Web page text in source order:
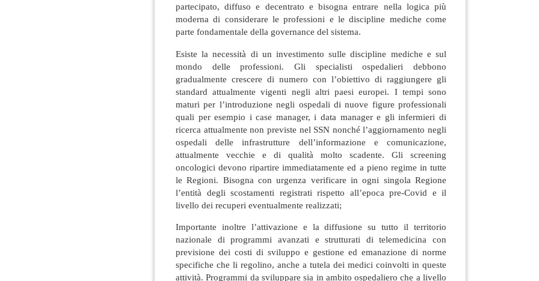
partecipato, diffuso e decentrato e bisogna entrare nella logica più
moderna di considerare le professioni e le discipline mediche come
parte fondamentale della governance del sistema.
Esiste la necessità di un investimento sulle discipline mediche e sul
mondo delle professioni. Gli specialisti ospedalieri debbono
gradualmente crescere di numero con l’obiettivo di raggiungere gli
standard attualmente vigenti negli altri paesi europei. I tempi sono
maturi per l’introduzione negli ospedali di nuove figure professionali
quali per esempio i case manager, i data manager e gli infermieri di
ricerca attualmente non previste nel SSN nonché l’aggiornamento negli
ospedali delle infrastrutture dell’informazione e comunicazione,
attualmente vecchie e di qualità molto scadente. Gli screening
oncologici devono ripartire immediatamente ed a pieno regime in tutte
le Regioni. Bisogna con urgenza verificare in ogni singola Regione
l’entità degli scostamenti registrati rispetto all’epoca pre-Covid e il
livello dei recuperi eventualmente realizzati;
Importante inoltre l’attivazione e la diffusione su tutto il territorio
nazionale di programmi avanzati e strutturati di telemedicina con
previsione dei costi di sviluppo e gestione ed emanazione di norme
specifiche che li regolino, anche a tutela dei medici coinvolti in queste
attività. Programmi da sviluppare sia in ambito ospedaliero che a livello